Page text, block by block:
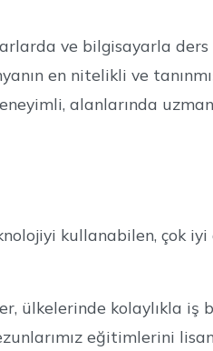
ve bilgisayarla
en nitelikli ve
alanlarında
kullanabilen, çok
ülkelerinde kolaylıkla
eğitimlerini